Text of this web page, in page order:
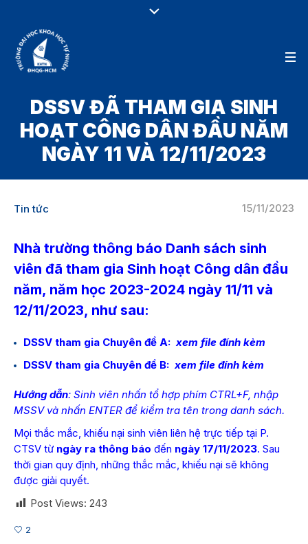
DSSV ĐÃ THAM GIA SINH
HOẠT CÔNG DÂN ĐẦU NĂM
NGÀY 11 VÀ 12/11/2023
15/11/2023
Tin tức
Nhà trường thông báo Danh sách sinh
viên đã tham gia Sinh hoạt Công dân đầu
năm, năm học 2023-2024 ngày 11/11 và
12/11/2023, như sau:
DSSV tham gia Chuyên đề A: xem file đính kèm
DSSV tham gia Chuyên đề B: xem file đính kèm
Hướng dẫn: Sinh viên nhấn tổ hợp phím CTRL+F, nhập
MSSV và nhấn ENTER để kiểm tra tên trong danh sách.
Mọi thắc mắc, khiếu nại sinh viên liên hệ trực tiếp tại P.
CTSV từ ngày ra thông báo đến ngày 17/11/2023. Sau
thời gian quy định, những thắc mắc, khiếu nại sẽ không
được giải quyết.
Post Views: 243
2